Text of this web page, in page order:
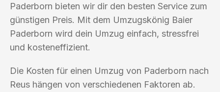
Paderborn bieten wir dir den besten Service zum
günstigen Preis. Mit dem Umzugskönig Baier
Paderborn wird dein Umzug einfach, stressfrei
und kosteneffizient.
Die Kosten für einen Umzug von Paderborn nach
Reus hängen von verschiedenen Faktoren ab.